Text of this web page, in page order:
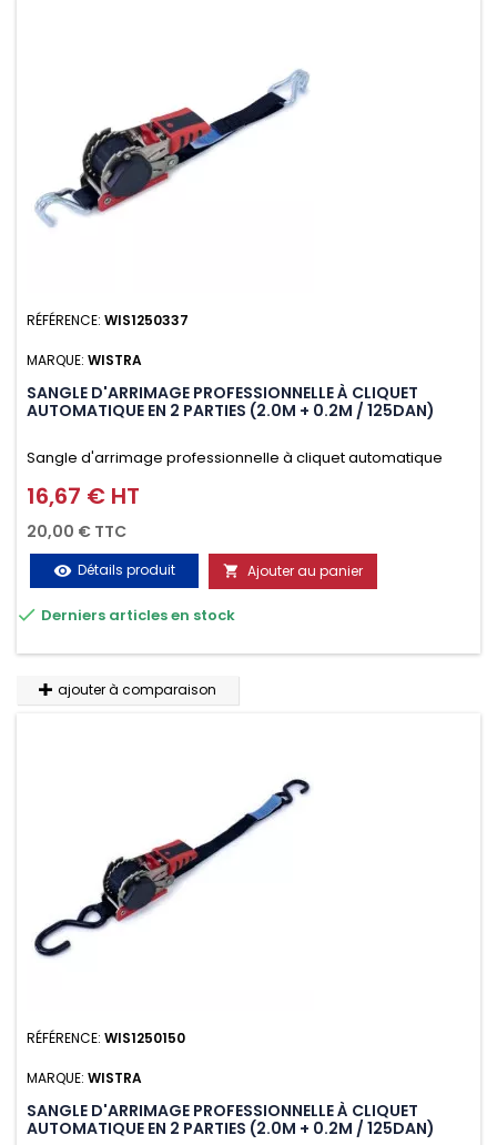
RÉFÉRENCE: WIS1250337
MARQUE: WISTRA
SANGLE D'ARRIMAGE PROFESSIONNELLE À CLIQUET
AUTOMATIQUE EN 2 PARTIES (2.0M + 0.2M / 125DAN)
Sangle d'arrimage professionnelle à cliquet automatique
avec crochet deux doigts soudés en J en 2 parties (2.0M +
0.2M / 125daN), simple et rapide d'utilisation. Permet
d'arrimer et de sécuriser vos chargements pendant le
transport. Matière polyester très résistante aux UV et aux
variations de températures, n'absorbe pas l'eau.
Prix
16,67 € HT
20,00 € TTC
visibility Détails produit  Ajouter au panier
 Derniers articles en stock
ajouter à comparaison
RÉFÉRENCE: WIS1250150
MARQUE: WISTRA
SANGLE D'ARRIMAGE PROFESSIONNELLE À CLIQUET
AUTOMATIQUE EN 2 PARTIES (2.0M + 0.2M / 125DAN)